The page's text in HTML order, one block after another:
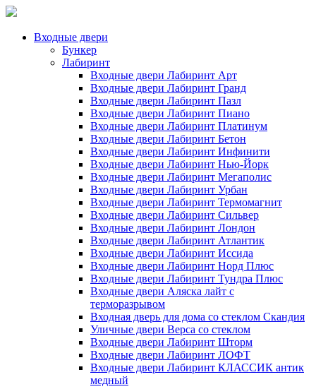
Входные двери
Бункер
Лабиринт
Входные двери Лабиринт Арт
Входные двери Лабиринт Гранд
Входные двери Лабиринт Пазл
Входные двери Лабиринт Пиано
Входные двери Лабиринт Платинум
Входные двери Лабиринт Бетон
Входные двери Лабиринт Инфинити
Входные двери Лабиринт Нью-Йорк
Входные двери Лабиринт Мегаполис
Входные двери Лабиринт Урбан
Входные двери Лабиринт Термомагнит
Входные двери Лабиринт Сильвер
Входные двери Лабиринт Лондон
Входные двери Лабиринт Атлантик
Входные двери Лабиринт Иссида
Входные двери Лабиринт Норд Плюс
Входные двери Лабиринт Тундра Плюс
Входные двери Аляска лайт с
терморазрывом
Входная дверь для дома со стеклом Скандия
Уличные двери Верса со стеклом
Входные двери Лабиринт Шторм
Входные двери Лабиринт ЛОФТ
Входные двери Лабиринт КЛАССИК антик
медный